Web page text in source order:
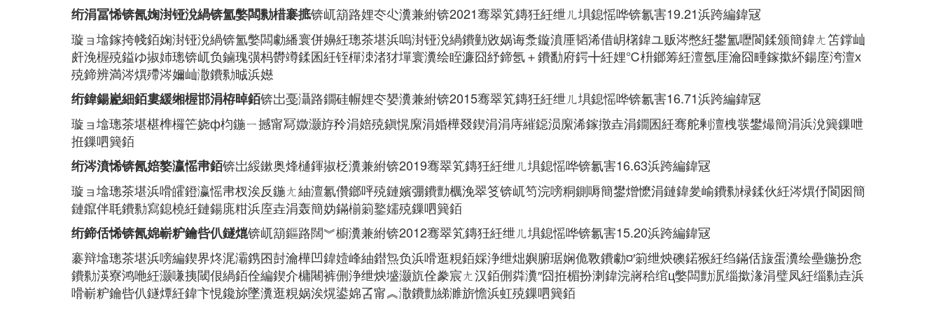
绗涓冨悕锛氥婅湗铔涗緺锛氳嫳闆勬棤褰掋锛屼箶路娌冭尐瀵兼紨锛2021骞翠笂鏄狅紝绁ㄦ埧鎴愮哗锛氱害19.21浜跨編鍏冦
璇ョ墖鎵挎帴銆婅湗铔涗緺锛氳嫳闆勮繙寰併嬶紝璁茶堪浜嗚湗铔涗緺鐨勭敓娲诲洜鏇濆厜韬浠借岄櫡鍏ユ贩涔憋紝鐢氳嚦閬鍒颁簡鍏ㄤ笘鐣屾
皯浼楃殑鎰ゆ掓姉璁锛屼负鏀瑰彉杩欎竴鍒囷紝铚樿洓渚犲墠寰瀵绘眰濂囧紓鍗氬＋鐨勫府鍔╋紝娌℃枡鎯筹紝澶氬厓瀹囧畽鎵撳紑鍚庢洿澶х
殑鍗辨満涔熼殢涔嬭屾潵鐨勬晠浜嬨
绗鍏鍚嶏細銆婁緩缃楃邯涓栫晫銆锛岀戞灄路鐗硅幈娌冭嫢瀵兼紨锛2015骞翠笂鏄狅紝绁ㄦ埧鎴愮哗锛氱害16.71浜跨編鍏冦
璇ョ墖璁茶堪椹榫欏笀娆ф枃鍦ㄧ撼甯冩媺灏斿矝涓婄殑鎭愰緳涓婚樺叕鍥涓涓庤繀鐚涢緳浠鎵撴垚涓鐗囷紝骞舵剰澶栧彂鐢熶簡涓浜涗簨鏁呭
拰鏁呬簨銆
绗涔濆悕锛氥婄嫯瀛愮帇銆锛岀綏鏉奥烽樋鍕掓柉瀵兼紨锛2019骞翠笂鏄狅紝绁ㄦ埧鎴愮哗锛氱害16.63浜跨編鍏冦
璇ョ墖璁茶堪浜嗗皬鐙瀛愮帇杈涘反鍦ㄤ紬澶氱儹鎯呯殑鏈嬪弸鐨勯櫔浼翠笅锛屼笉浣嗙粡鍘嗕簡鐢熷懡涓鏈鍏夎崳鐨勬椂鍒伙紝涔熼伃閬囦簡
鏈鑹伴毦鐨勬寫鎴橈紝鏈鍚庣粓浜庢垚涓轰簡妫鏋椾箣鐜嬬殑鏁呬簨銆
绗鍗佸悕锛氥婂嶄粐鑰呰仈鐩熴锛屼箶鏂路闊︾櫥瀵兼紨锛2012骞翠笂鏄狅紝绁ㄦ埧鎴愮哗锛氱害15.20浜跨編鍏冦
褰辩墖璁茶堪浜嗙編鍥界炵浘灞鎸囨尌瀹樺凹鍏嬄峰紬鐟炰负浜嗗逛粯銆婇浄绁炪嬩腑琚娴佹斁鐨勮¤′箣绁炴礇鍩猴紝绉鏋佸旇蛋瀵绘壘鍦扮悆
鐨勬渶寮鸿咃紝灏嗛挗閾佷緺銆佺編鍥介槦闀裤侀浄绁炴墭灏斻佺豢宸ㄤ汉銆侀粦瀵″囧拰楣扮溂鍏浣嶈秴绾ц嫳闆勯泦缁撳湪涓璧凤紝缁勬垚浜
嗗嶄粐鑰呰仈鐩燂紝鍏卞悓鑱旀墜瀵逛粯娲涘熀鍙婂叾甯︽潵鐨勯綈濉旂憺浜虹殑鏁呬簨銆